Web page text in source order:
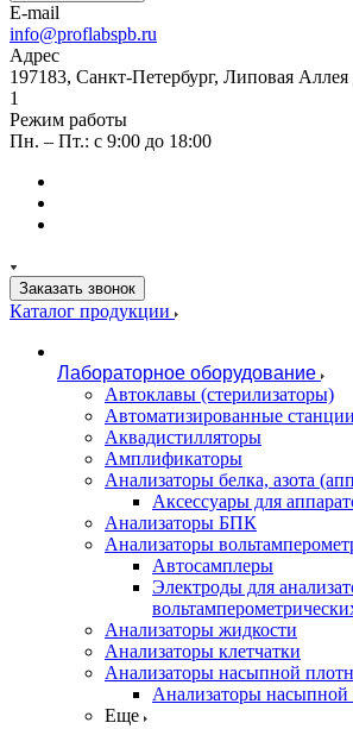
E-mail
info@proflabspb.ru
Адрес
197183, Санкт-Петербург, Липовая
1
Режим работы
Пн. – Пт.: с 9:00 до 18:00
Заказать звонок
Каталог продукции
Лабораторное оборудование
Автоклавы (стерилизаторы)
Автоматизированные станции
Аквадистилляторы
Амплификаторы
Анализаторы белка, азота
Аксессуары для
Анализаторы БПК
Анализаторы
Автосамплеры
Электроды для
Анализаторы жидкости
Анализаторы клетчатки
Анализаторы насыпной
Анализаторы насыпной
Еще